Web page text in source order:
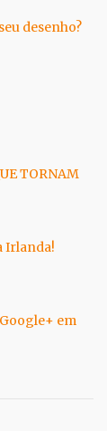
desenho?
TORNAM
Irlanda!
em